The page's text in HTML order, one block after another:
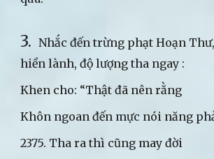
3.Nhắc đến trừng phạt Hoạn
hiền lành, độ lượng tha ngay :
Khen cho: “Thật đã nên rằng
Khôn ngoan đến mực nói năng
2375. Tha ra thì cũng may đời